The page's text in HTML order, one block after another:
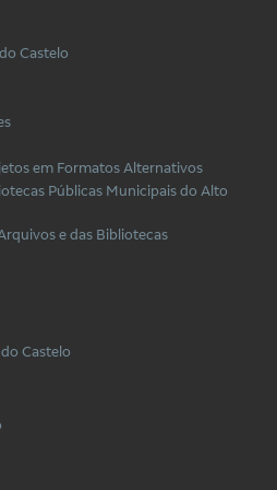
Castelo
em Formatos Alternativos
Públicas Municipais do Alto
e das Bibliotecas
Castelo